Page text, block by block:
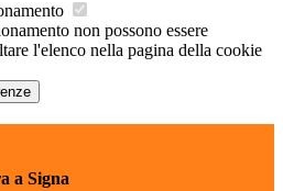
non possono essere
l'elenco nella pagina della cookie
a Signa